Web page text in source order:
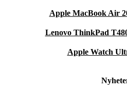
Apple MacBook Air
Lenovo ThinkPad
Apple Watch